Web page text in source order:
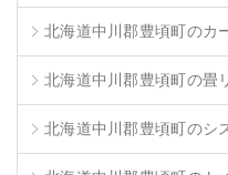
北海道中川郡豊頃町のカ
北海道中川郡豊頃町の畳
北海道中川郡豊頃町のシ